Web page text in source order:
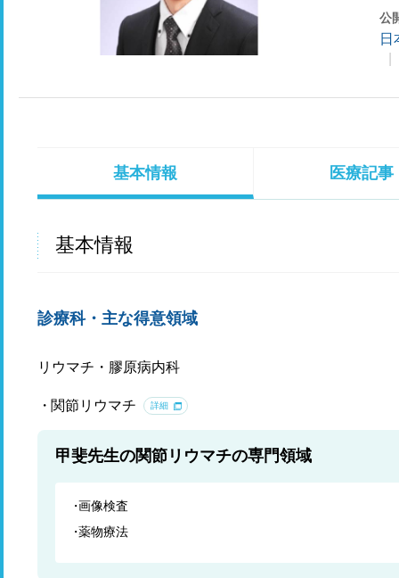
公
日
基本情報 医療記事
基本情報
診療科・主な得意領域
リウマチ・膠原病内科
関節リウマチ 詳細
甲斐先生の関節リウマチの専門領域
画像検査
薬物療法